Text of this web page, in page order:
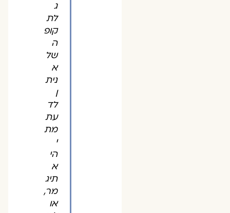
לת
קופ
ה
של
א
נית
לד
עת
מת
הי
א
תיג
מר,
או